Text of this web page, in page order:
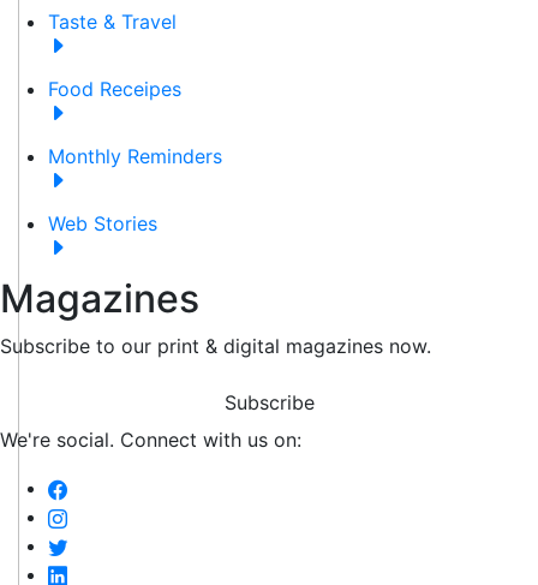
Taste & Travel
Food Receipes
Monthly Reminders
Web Stories
Magazines
Subscribe to our print & digital magazines now.
Subscribe
We're social. Connect with us on: